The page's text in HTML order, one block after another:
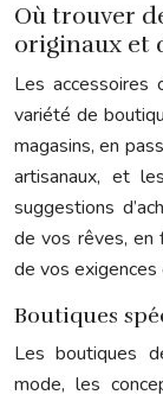
Où trouver
originaux et
Les accessoires
variété de
magasins, en
artisanaux, et
suggestions
de vos rêves,
de vos exigences
Boutiques
Les boutiques
mode, les